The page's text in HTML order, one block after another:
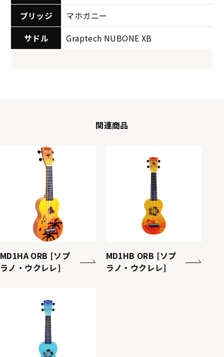
ブリッジ
マホガニー
サドル
Graptech NUBONE XB
関連商品
MD1HA ORB [ソプ
ラノ・ウクレレ]
MD1HB ORB [ソプ
ラノ・ウクレレ]